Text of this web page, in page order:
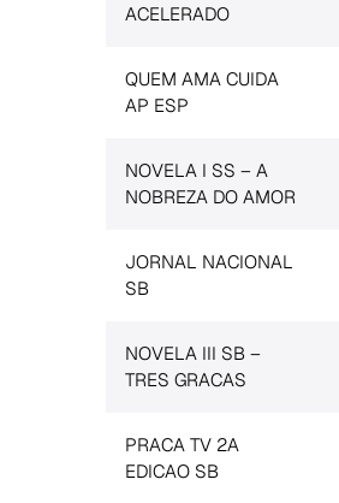
ACELERADO
QUEM AMA CUIDA
AP ESP
NOVELA I SS – A
NOBREZA DO AMOR
JORNAL NACIONAL
SB
NOVELA III SB –
TRES GRACAS
PRACA TV 2A
EDICAO SB